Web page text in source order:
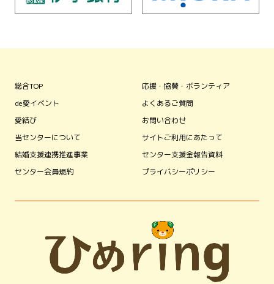
総合TOP
de愛イベント
愛結び
当センターについて
結婚支援連携推進事業
センター会員規約
応援・協賛・ボランティア
よくあるご質問
お問い合わせ
サイトご利用にあたって
センター支援金報告資料
プライバシーポリシー